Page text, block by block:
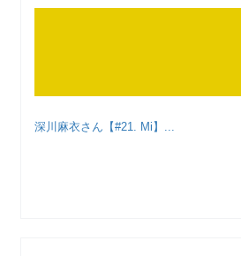
深川麻衣さん【#21. Mi】...